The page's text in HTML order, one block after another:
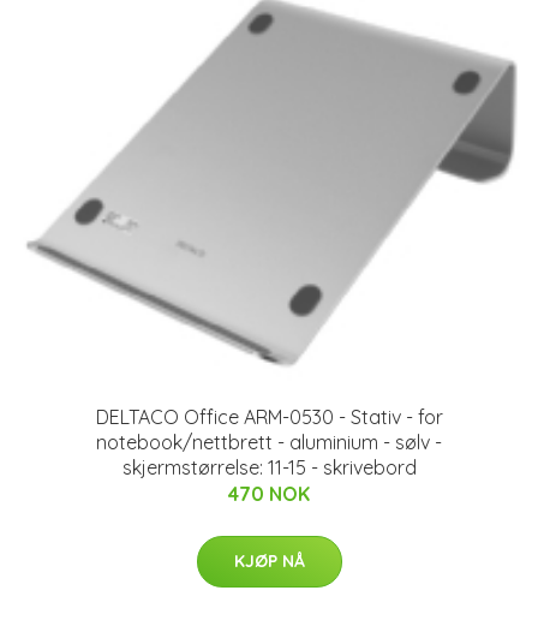
DELTACO Office ARM-0530 - Stativ - for
notebook/nettbrett - aluminium - sølv -
skjermstørrelse: 11-15 - skrivebord
470 NOK
KJØP NÅ